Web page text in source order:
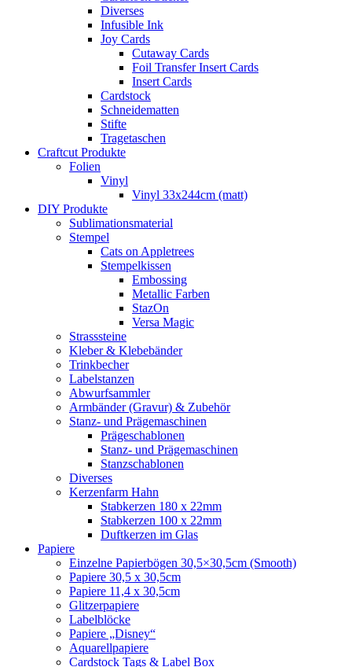
Diverses
Infusible Ink
Joy Cards
Cutaway Cards
Foil Transfer Insert Cards
Insert Cards
Cardstock
Schneidematten
Stifte
Tragetaschen
Craftcut Produkte
Folien
Vinyl
Vinyl 33x244cm (matt)
DIY Produkte
Sublimationsmaterial
Stempel
Cats on Appletrees
Stempelkissen
Embossing
Metallic Farben
StazOn
Versa Magic
Strasssteine
Kleber & Klebebänder
Trinkbecher
Labelstanzen
Abwurfsammler
Armbänder (Gravur) & Zubehör
Stanz- und Prägemaschinen
Prägeschablonen
Stanz- und Prägemaschinen
Stanzschablonen
Diverses
Kerzenfarm Hahn
Stabkerzen 180 x 22mm
Stabkerzen 100 x 22mm
Duftkerzen im Glas
Papiere
Einzelne Papierbögen 30,5×30,5cm (Smooth)
Papiere 30,5 x 30,5cm
Papiere 11,4 x 30,5cm
Glitzerpapiere
Labelblöcke
Papiere „Disney“
Aquarellpapiere
Cardstock Tags & Label Box